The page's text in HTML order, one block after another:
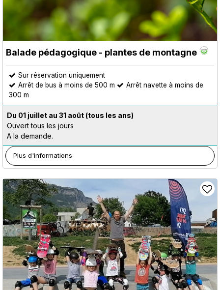
Balade pédagogique - plantes de montagne
Sur réservation uniquement
Arrêt de bus à moins de 500 m
Arrêt navette à moins de
300 m
Du 01 juillet au 31 août (tous les ans)
Ouvert tous les jours
A la demande.
Plus d'informations